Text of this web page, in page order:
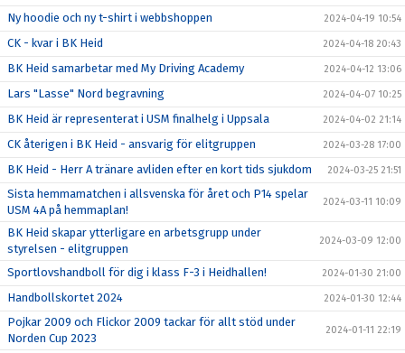
Ny hoodie och ny t-shirt i webbshoppen 2024-04-19 10:54
CK - kvar i BK Heid 2024-04-18 20:43
BK Heid samarbetar med My Driving Academy 2024-04-12 13:06
Lars "Lasse" Nord begravning 2024-04-07 10:25
BK Heid är representerat i USM finalhelg i Uppsala 2024-04-02 21:14
CK återigen i BK Heid - ansvarig för elitgruppen 2024-03-28 17:00
BK Heid - Herr A tränare avliden efter en kort tids sjukdom 2024-03-25 21:51
Sista hemmamatchen i allsvenska för året och P14 spelar
USM 4A på hemmaplan!
2024-03-11 10:09
BK Heid skapar ytterligare en arbetsgrupp under
styrelsen - elitgruppen
2024-03-09 12:00
Sportlovshandboll för dig i klass F-3 i Heidhallen! 2024-01-30 21:00
Handbollskortet 2024 2024-01-30 12:44
Pojkar 2009 och Flickor 2009 tackar för allt stöd under
Norden Cup 2023
2024-01-11 22:19